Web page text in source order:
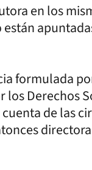
en los
formulada
Derechos
de las